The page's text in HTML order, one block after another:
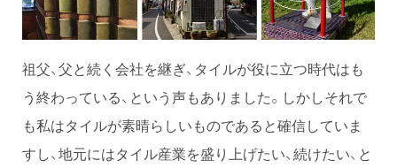
祖父、父と続く会社を継ぎ、タイルが役に立つ時代はも
う終わっている、という声もありました。しかしそれで
も私はタイルが素晴らしいものであると確信していま
すし、地元にはタイル産業を盛り上げたい、続けたい、と